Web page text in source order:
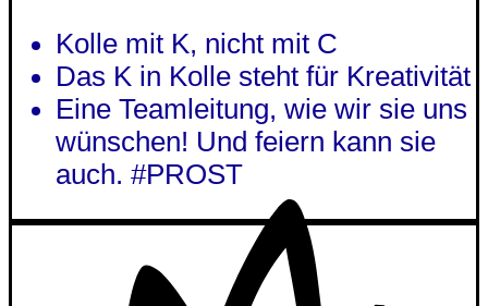
Kolle mit K, nicht mit C
Das K in Kolle steht für Kreativität
Eine Teamleitung, wie wir sie uns
wünschen! Und feiern kann sie
auch. #PROST